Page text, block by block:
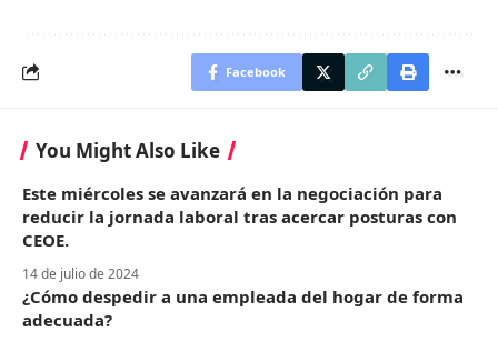
Facebook
You Might Also Like
Este miércoles se avanzará en la negociación para
reducir la jornada laboral tras acercar posturas con
CEOE.
14 de julio de 2024
¿Cómo despedir a una empleada del hogar de forma
adecuada?